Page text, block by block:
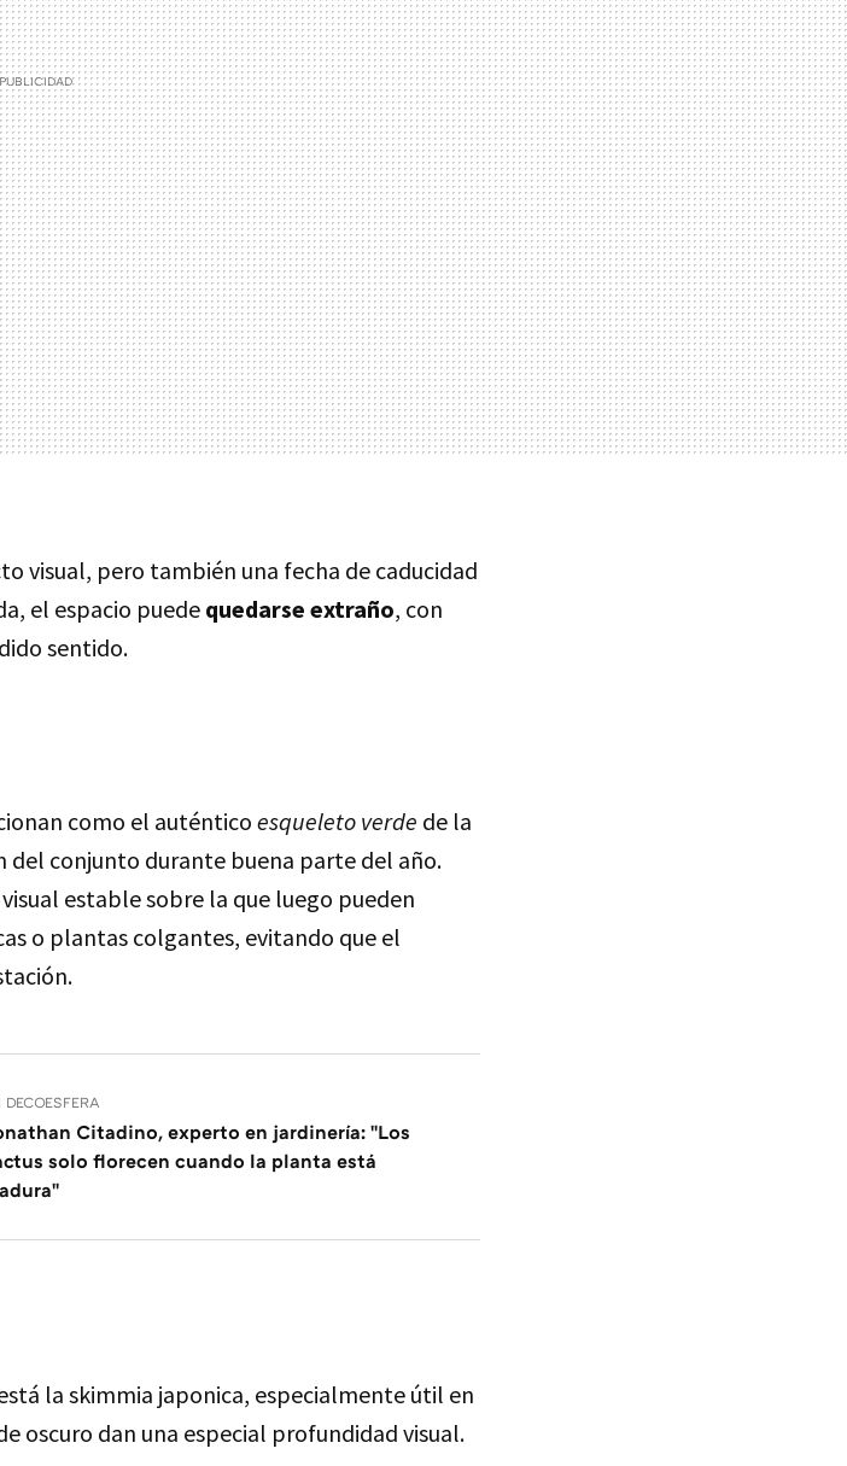
visual, pero también una fecha de caducidad
el espacio puedequedarse extraño, con
sentido.
como el auténtico esqueleto verde de la
del conjunto durante buena parte del año.
estable sobre la que luego pueden
o plantas colgantes, evitando que el
DECOESFERA
Citadino, experto en jardinería: "Los
solo florecen cuando la planta está
la skimmia japonica, especialmente útil en
oscuro dan una especial profundidad visual.